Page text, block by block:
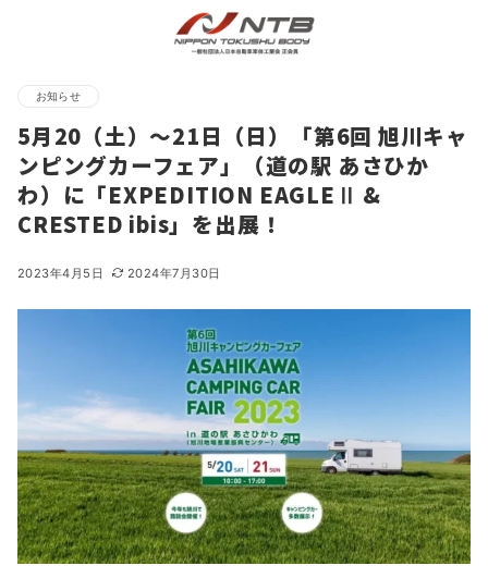
お知らせ
5月20（土）～21日（日）「第6回 旭川キャ
ンピングカーフェア」（道の駅 あさひか
わ）に「EXPEDITION EAGLEⅡ &
CRESTED ibis」を出展！
2023年4月5日 2024年7月30日